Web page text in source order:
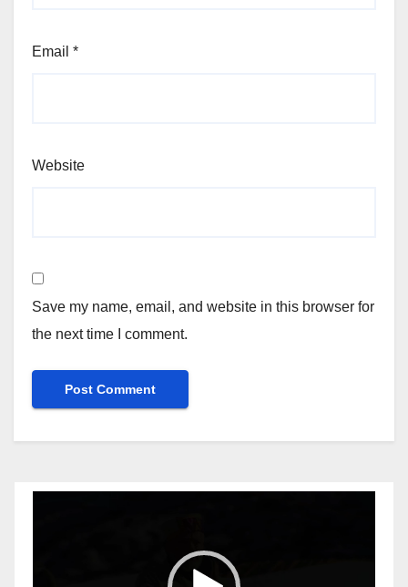
Email *
Website
Save my name, email, and website in this browser for
the next time I comment.